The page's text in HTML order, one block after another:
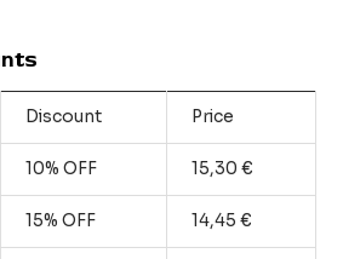
Discount Price
10% OFF 15,30€
15% OFF 14,45€